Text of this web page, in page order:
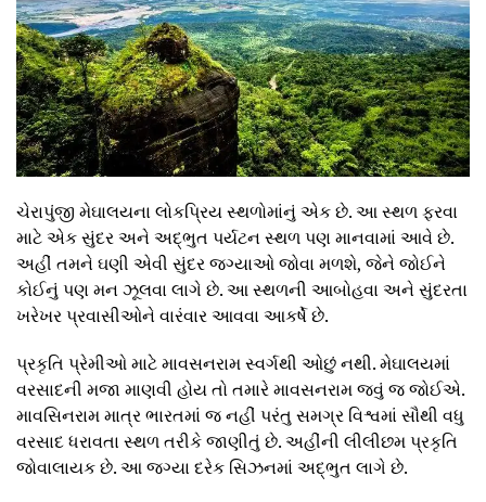
ચેરાપુંજી મેઘાલયના લોકપ્રિય સ્થળોમાંનું એક છે. આ સ્થળ ફરવા
માટે એક સુંદર અને અદ્ભુત પર્યટન સ્થળ પણ માનવામાં આવે છે.
અહીં તમને ઘણી એવી સુંદર જગ્યાઓ જોવા મળશે, જેને જોઈને
કોઈનું પણ મન ઝૂલવા લાગે છે. આ સ્થળની આબોહવા અને સુંદરતા
ખરેખર પ્રવાસીઓને વારંવાર આવવા આકર્ષે છે.
પ્રકૃતિ પ્રેમીઓ માટે માવસનરામ સ્વર્ગથી ઓછું નથી. મેઘાલયમાં
વરસાદની મજા માણવી હોય તો તમારે માવસનરામ જવું જ જોઈએ.
માવસિનરામ માત્ર ભારતમાં જ નહીં પરંતુ સમગ્ર વિશ્વમાં સૌથી વધુ
વરસાદ ધરાવતા સ્થળ તરીકે જાણીતું છે. અહીંની લીલીછમ પ્રકૃતિ
જોવાલાયક છે. આ જગ્યા દરેક સિઝનમાં અદ્ભુત લાગે છે.